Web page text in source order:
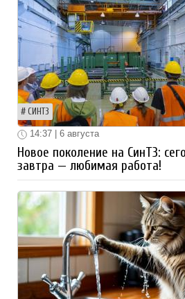
СИНТЗ
14:37 | 6 августа
Новое поколение на СинТЗ:
завтра — любимая работа!